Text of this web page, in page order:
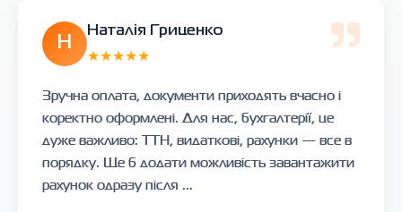
Н
Наталія Гриценко
★★★★★
Зручна оплата, документи приходять вчасно і
коректно оформлені. Для нас, бухгалтерії, це
дуже важливо: ТТН, видаткові, рахунки — все в
порядку. Ще б додати можливість завантажити
рахунок одразу після ...